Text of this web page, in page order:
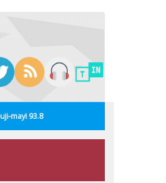
mayi 93.8